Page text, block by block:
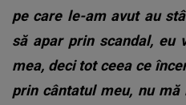
pe care le-am avut au
să apar prin scandal, eu
mea, deci tot ceea ce
prin cântatul meu, nu